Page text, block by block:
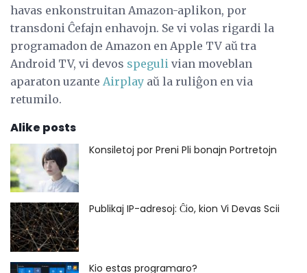
havas enkonstruitan Amazon-aplikon, por
transdoni Ĉefajn enhavojn. Se vi volas rigardi la
programadon de Amazon en Apple TV aŭ tra
Android TV, vi devos speguli vian moveblan
aparaton uzante Airplay aŭ la ruliĝon en via
retumilo.
Alike posts
Konsiletoj por Preni Pli bonajn Portretojn
Publikaj IP-adresoj: Ĉio, kion Vi Devas Scii
Kio estas programaro?